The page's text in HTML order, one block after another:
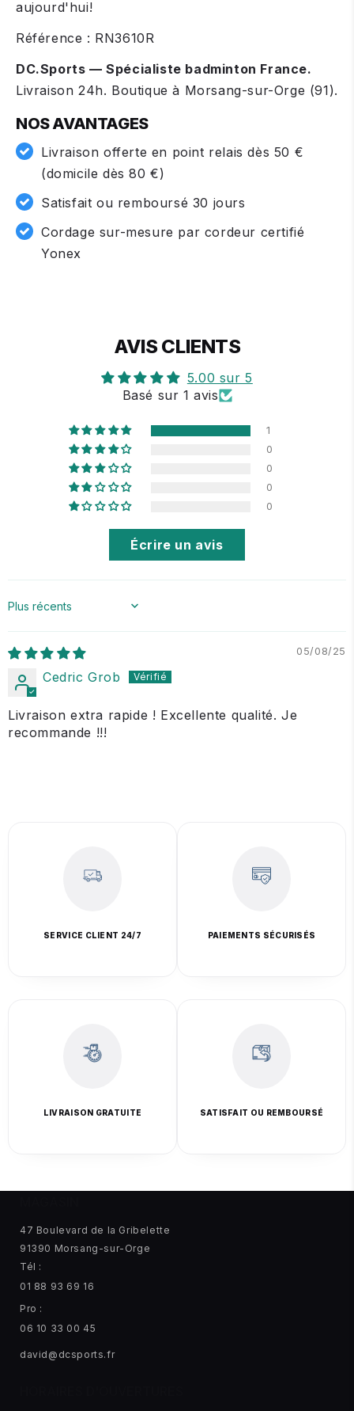
aujourd'hui!
Référence : RN3610R
DC.Sports — Spécialiste badminton France.
Livraison 24h. Boutique à Morsang-sur-Orge (91).
NOS AVANTAGES
Livraison offerte en point relais dès 50 €
(domicile dès 80 €)
Satisfait ou remboursé 30 jours
Cordage sur-mesure par cordeur certifié
Yonex
AVIS CLIENTS
5.00 sur 5
Basé sur 1 avis
1
0
0
0
0
Écrire un avis
Sort by
05/08/25
Cedric Grob
Livraison extra rapide ! Excellente qualité. Je
recommande !!!
SERVICE CLIENT 24/7 PAIEMENTS SÉCURISÉS
LIVRAISON GRATUITE SATISFAIT OU REMBOURSÉ
47 Boulevard de la Gribelette
91390 Morsang-sur-Orge
Tél :
01 88 93 69 16
Pro :
06 10 33 00 45
david@dcsports.fr